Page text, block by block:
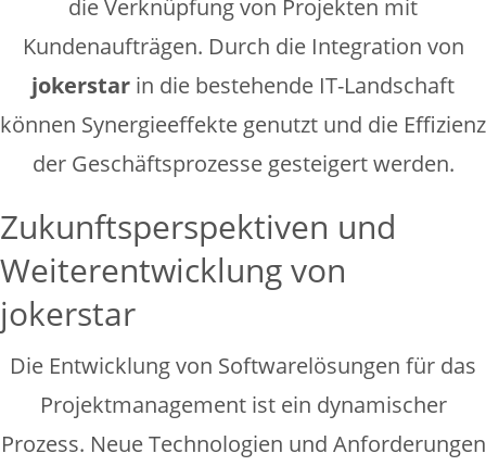
die Verknüpfung von Projekten mit
Kundenaufträgen. Durch die Integration von
jokerstar in die bestehende IT-Landschaft
können Synergieeffekte genutzt und die Effizienz
der Geschäftsprozesse gesteigert werden.
Zukunftsperspektiven und
Weiterentwicklung von
jokerstar
Die Entwicklung von Softwarelösungen für das
Projektmanagement ist ein dynamischer
Prozess. Neue Technologien und Anforderungen